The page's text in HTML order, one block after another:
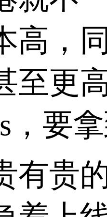
高，
至更
，要
贵的